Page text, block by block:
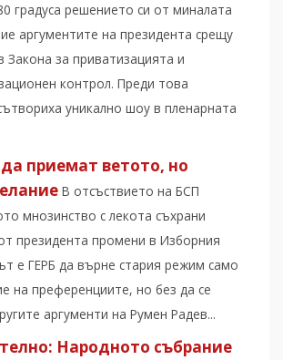
градуса решението си от миналата
аргументите на президента срещу
Закона за приватизацията и
контрол. Преди това
уникално шоу в пленарната
приемат ветото, но
В отсъствието на БСП
мнозинство с лекота съхрани
президента промени в Изборния
е ГЕРБ да върне стария режим само
на преференциите, но без да се
аргументи на Румен Радев...
Народното събрание